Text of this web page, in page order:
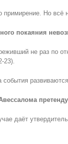
примирение. Но всё
покаяния
не раз по
23).
события
даёт